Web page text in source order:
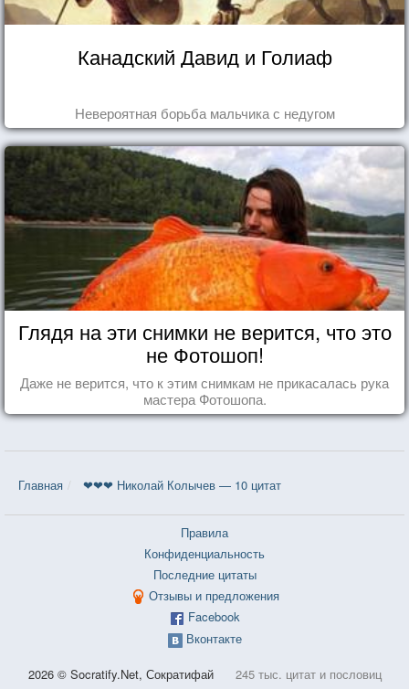
Канадский Давид и Голиаф
Невероятная борьба мальчика с недугом
Глядя на эти снимки не верится, что это
не Фотошоп!
Даже не верится, что к этим снимкам не прикасалась рука
мастера Фотошопа.
Главная ❤❤❤ Николай Колычев — 10 цитат
Правила
Конфиденциальность
Последние цитаты
Отзывы и предложения
Facebook
Вконтакте
2026 © Socratify.Net, Сократифай 245 тыс. цитат и пословиц